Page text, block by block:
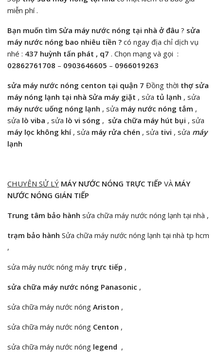
miễn phí .
Bạn muốn tìm Sửa máy nước nóng tại nhà ở đâu ? sửa
máy nước nóng bao nhiêu tiền ? có ngay địa chỉ dịch vụ
nhé : 437 huỳnh tấn phát , q7 . Chọn mạng và gọi :
02862761708 – 0903646605 – 0966019263
sửa máy nước nóng centon tại quận 7 Đồng thời thợ sửa
máy nóng lạnh tại nhà Sửa máy giặt , sửa tủ lạnh , sửa
máy nước uống nóng lạnh , sửa máy nước nóng tắm ,
sửa lò viba , sửa lò vi sóng , sửa chữa máy hút bụi , sửa
máy lọc không khí, sửa máy rửa chén , sửa tivi , sửa máy
lạnh
CHUYÊN SỬ LÝ MÁY NƯỚC NÓNG TRỰC TIẾP VÀ MÁY
NƯỚC NÓNG GIÁN TIẾP
Trung tâm bảo hành sửa chữa máy nước nóng lạnh tại nhà ,
trạm bảo hành Sửa chữa máy nước nóng lạnh tại nhà tp hcm
,
sửa máy nước nóng máy trực tiếp ,
sửa chữa máy nước nóng Panasonic ,
sửa chữa máy nước nóng Ariston ,
sửa chữa máy nước nóng Centon ,
sửa chữa máy nước nóng legend ,